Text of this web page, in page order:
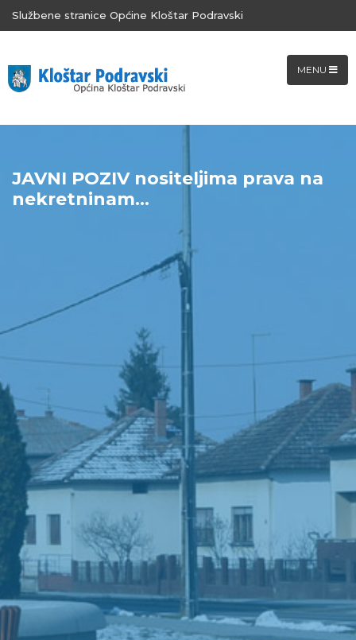
Službene stranice Općine Kloštar Podravski
MENU
JAVNI POZIV nositeljima prava na
nekretninam...